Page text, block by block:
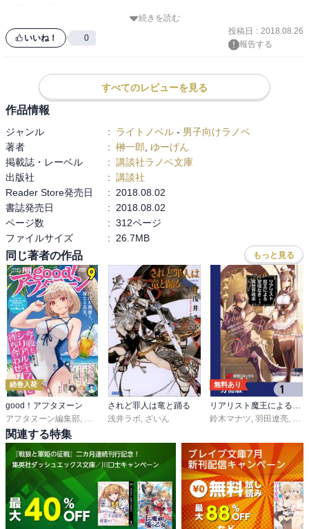
和やかな雰囲気で恋愛色が強かったのでちょっと甘い展開が多かっ
たですかねw
その中でもなかなかブレないガリウスや美野里さんはギャグキャラ
次があるかどうかわからないですがどうやらキャラだけは新作で出
てくるようなのでそちらも楽しみですねw
続きを読む
いいね！ 0
投稿日 : 2018.08.26
報告する
すべてのレビューを見る
作品情報
ジャンル : ライトノベル - 男子向けラノベ
著者
: 榊一郎
ゆーげん
掲載誌・レーベル
: 講談社ラノベ文庫
出版社
: 講談社
Reader Store発売日
:
2018.08.02
書誌発売日
:
2018.08.02
ページ数
: 312ページ
ファイルサイズ
: 26.7MB
同じ著者の作品 もっと見る
続巻入荷
good！アフタヌーン
アフタヌーン編集部
水薙竜,松枝穂積 , 桑原太矩,海法紀光,藍田鳴
されど罪人は竜と踊る
浅井ラボ ざいん
無料あり
鈴木マナツ 羽田遼亮
関連する特集